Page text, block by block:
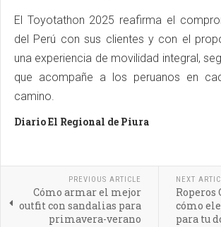
El Toyotathon 2025 reafirma el
del Perú con sus clientes y con el
una experiencia de movilidad integral,
que acompañe a los peruanos en
camino.
Diario El Regional de Piura
PREVIOUS ARTICLE
Cómo armar el mejor
outfit con sandalias para
primavera-verano
NEXT
Roperos
cómo
para tu